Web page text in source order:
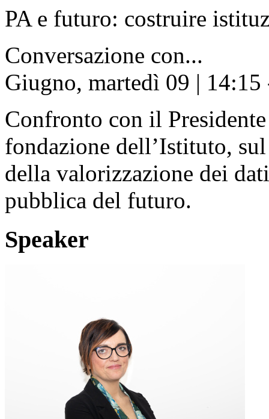
PA e futuro: costruire
Conversazione con...
Giugno, martedì 09 | 14:15
Confronto con il
fondazione dell’Istituto,
della valorizzazione dei
pubblica del futuro.
Speaker